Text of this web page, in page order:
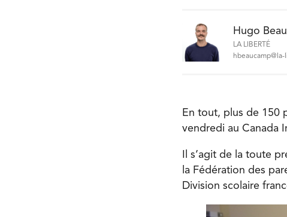
Hugo
LA LIBERTÉ
En tout, plus de 150
vendredi au Canada
Il s’agit de la toute
la Fédération des
Division scolaire